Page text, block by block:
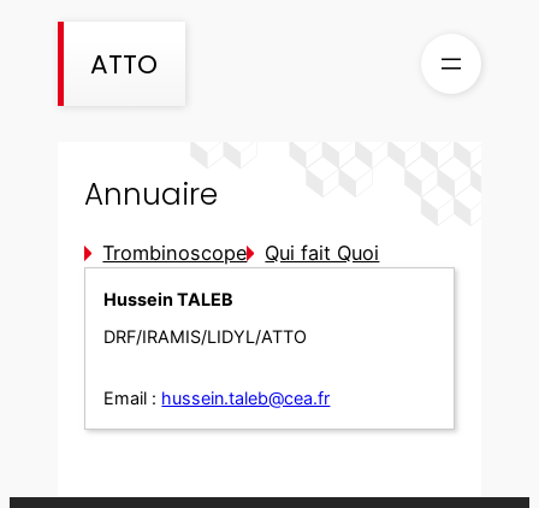
ATTO
Annuaire
Trombinoscope Qui fait Quoi
Hussein TALEB
DRF/IRAMIS/LIDYL/ATTO
Email : hussein.taleb@cea.fr